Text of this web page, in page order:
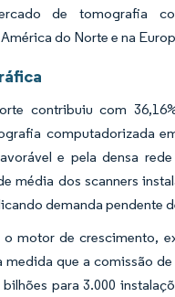
de tomografia
do Norte e na
contribuiu com
computadorizada
e pela densa
média dos scanners
demanda pendente
motor de crescimento,
medida que a comissão
para 3.000